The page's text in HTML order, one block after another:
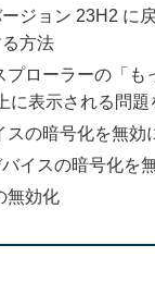
ジョン 23H2 に
方法
プローラーの「も
に表示される問題
スの暗号化を無効
イスの暗号化を
無効化